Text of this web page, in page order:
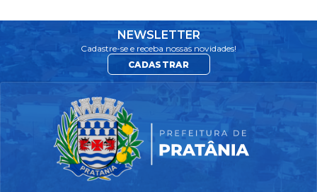
NEWSLETTER
Cadastre-se e receba nossas novidades!
CADASTRAR